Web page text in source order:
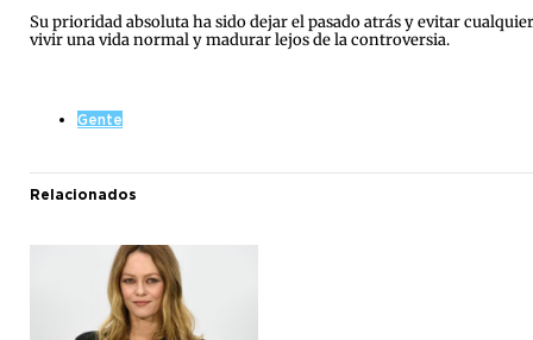
Su prioridad absoluta ha sido dejar el pasado atrás y evitar
vivir una vida normal y madurar lejos de la controversia.
Gente
Relacionados